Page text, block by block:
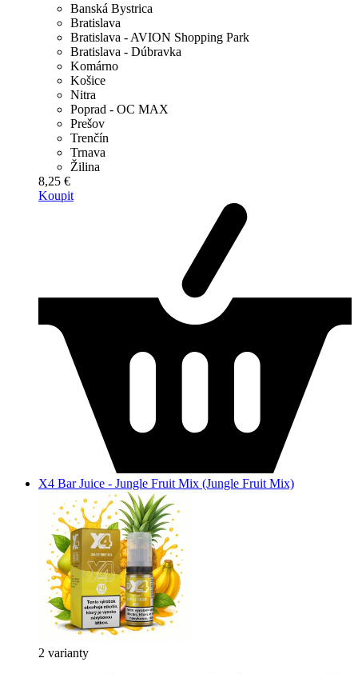
Banská Bystrica
Bratislava
Bratislava - AVION Shopping Park
Bratislava - Dúbravka
Komárno
Košice
Nitra
Poprad - OC MAX
Prešov
Trenčín
Trnava
Žilina
8,25 €
Koupit
X4 Bar Juice - Jungle Fruit Mix (Jungle Fruit Mix)
2 varianty